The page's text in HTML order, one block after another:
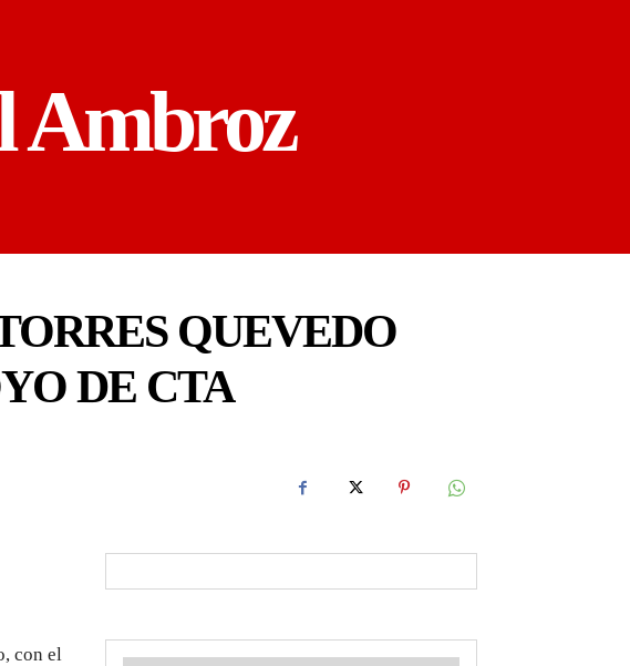
Ambroz
QUEVEDO
DE CTA
con el